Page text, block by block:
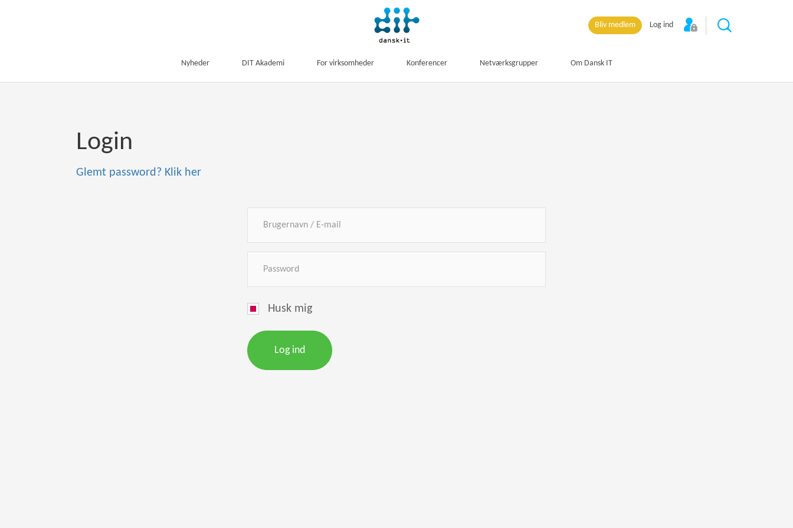
Bliv medlem Log ind
Nyheder DIT Akademi For virksomheder Konferencer Netværksgrupper Om Dansk IT
Login
Glemt password? Klik her
Husk mig
Log ind